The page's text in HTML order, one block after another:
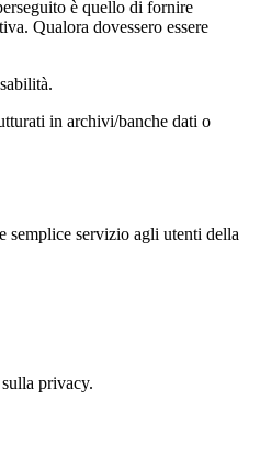
è quello di fornire
Qualora dovessero essere
in archivi/banche dati o
semplice servizio agli utenti della
privacy.